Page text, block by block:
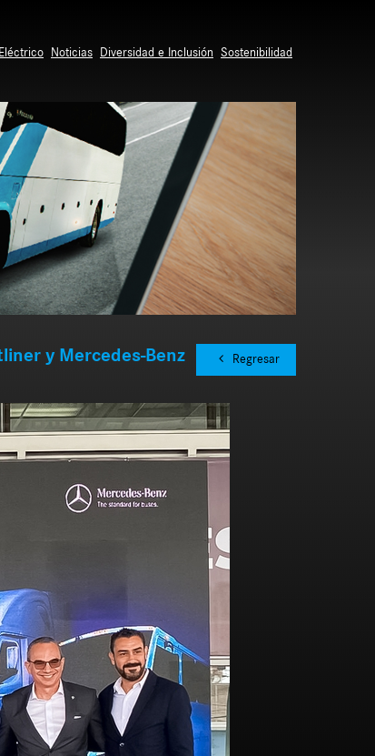
Noticias Diversidad e Inclusión Sostenibilidad
Regresar
y Mercedes-Benz